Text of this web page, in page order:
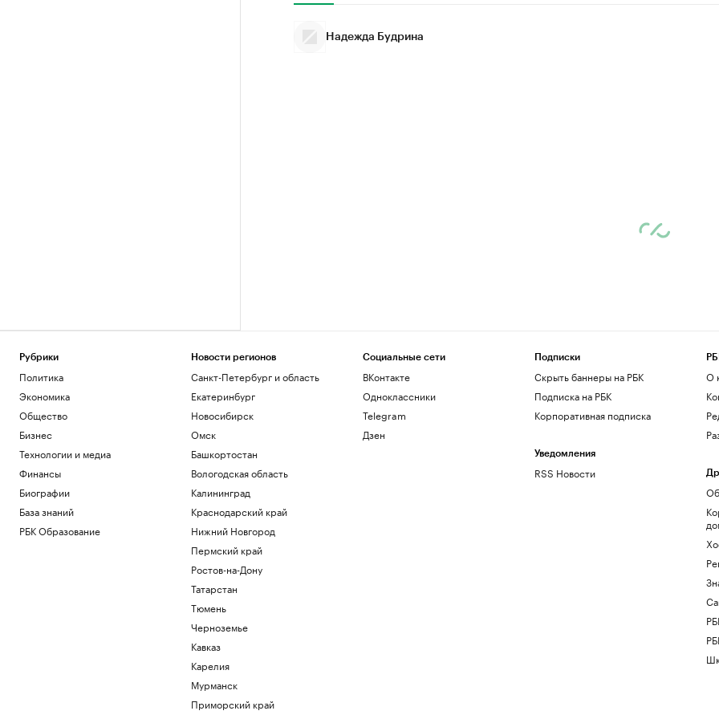
Надежда Будрина
Рубрики
Политика
Экономика
Общество
Бизнес
Технологии и медиа
Финансы
Биографии
База знаний
РБК Образование
Новости регионов
Санкт-Петербург и область
Екатеринбург
Новосибирск
Омск
Башкортостан
Вологодская область
Калининград
Краснодарский край
Нижний Новгород
Пермский край
Ростов-на-Дону
Татарстан
Тюмень
Черноземье
Кавказ
Карелия
Мурманск
Приморский край
Социальные сети
ВКонтакте
Одноклассники
Telegram
Дзен
Подписки
Скрыть баннеры на РБК
Подписка на РБК
Корпоративная подписка
Уведомления
RSS Новости
О